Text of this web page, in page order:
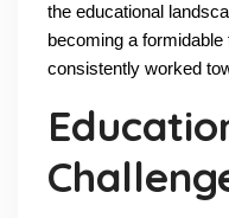
the educational
becoming a
consistently worked